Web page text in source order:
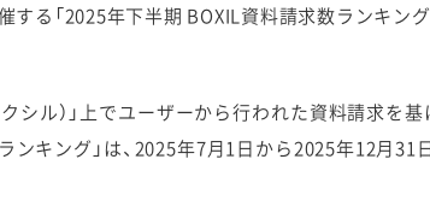
する「2025年下半期 BOXIL資料請求数ランキン
クシル）」上でユーザーから行われた資料請求
ンキング」は、2025年7月1日から2025年12月